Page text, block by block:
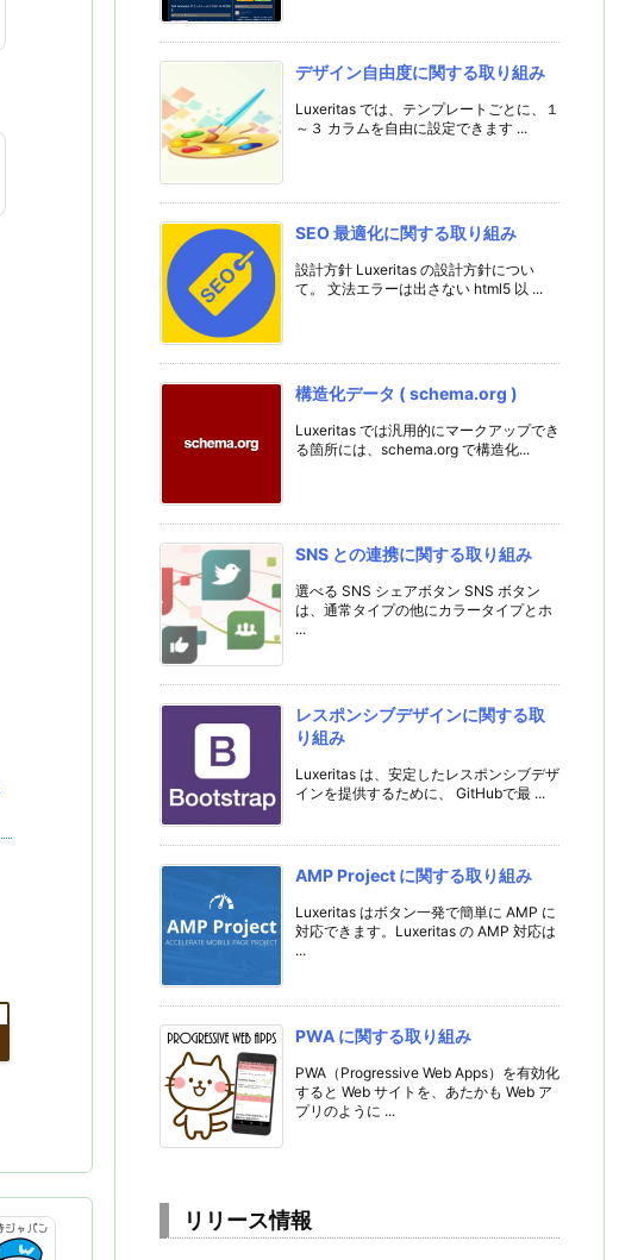
デザイン自由度に関する取り組み
Luxeritas では、テンプレートごとに、１
～３ カラムを自由に設定できます ...
SEO 最適化に関する取り組み
設計方針 Luxeritas の設計方針につい
て。 文法エラーは出さない html5 以 ...
構造化データ ( schema.org )
Luxeritas では汎用的にマークアップでき
る箇所には、schema.org で構造化...
SNS との連携に関する取り組み
選べる SNS シェアボタン SNS ボタン
は、通常タイプの他にカラータイプとホ
...
レスポンシブデザインに関する取
り組み
Luxeritas は、安定したレスポンシブデザ
インを提供するために、 GitHubで最 ...
AMP Project に関する取り組み
Luxeritas はボタン一発で簡単に AMP に
対応できます。Luxeritas の AMP 対応は
...
PWA に関する取り組み
PWA（Progressive Web Apps）を有効化
すると Web サイトを、あたかも Web ア
プリのように ...
リリース情報